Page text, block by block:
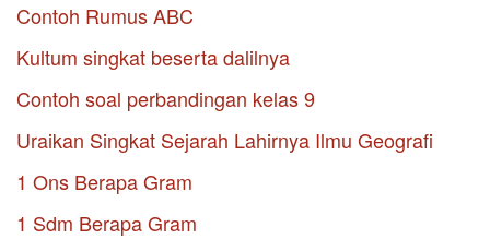
Contoh Rumus ABC
Kultum singkat beserta dalilnya
Contoh soal perbandingan kelas 9
Uraikan Singkat Sejarah Lahirnya Ilmu Geografi
1 Ons Berapa Gram
1 Sdm Berapa Gram